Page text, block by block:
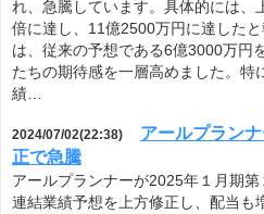
れ、急騰しています。具体的には、
倍に達し、11億2500万円に達した
は、従来の予想である6億3000万円
たちの期待感を一層高めました。特
績…
2024/07/02(22:38)
アールプラン
正で急騰
アールプランナーが2025年１月期
連結業績予想を上方修正し、配当も